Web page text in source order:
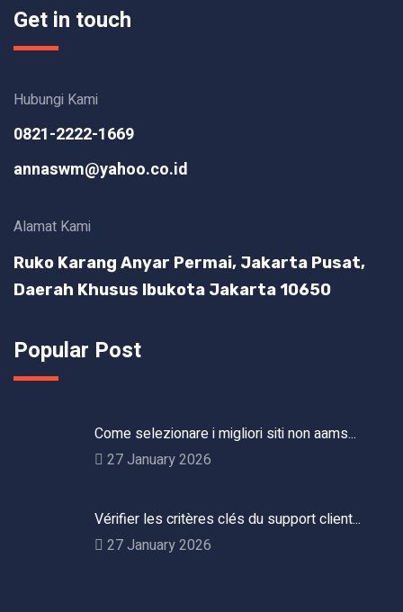
Get in touch
Hubungi Kami
0821-2222-1669
annaswm@yahoo.co.id
Alamat Kami
Ruko Karang Anyar Permai, Jakarta Pusat,
Daerah Khusus Ibukota Jakarta 10650
Popular Post
Come selezionare i migliori siti non aams...
27 January 2026
Vérifier les critères clés du support client...
27 January 2026